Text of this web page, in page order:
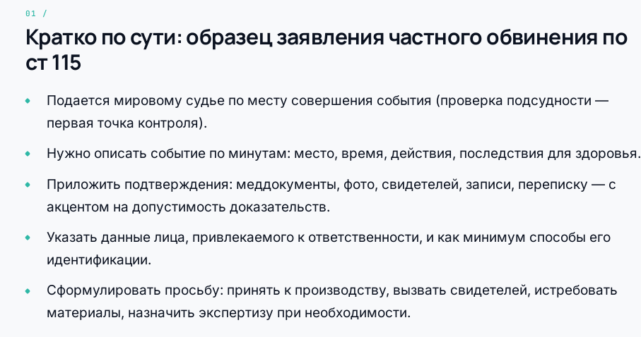
Кратко по сути: образец заявления частного обвинения по
ст 115
Подается мировому судье по месту совершения события (проверка подсудности —
первая точка контроля).
Нужно описать событие по минутам: место, время, действия, последствия для здоровья.
Приложить подтверждения: меддокументы, фото, свидетелей, записи, переписку — с
акцентом на допустимость доказательств.
Указать данные лица, привлекаемого к ответственности, и как минимум способы его
идентификации.
Сформулировать просьбу: принять к производству, вызвать свидетелей, истребовать
материалы, назначить экспертизу при необходимости.